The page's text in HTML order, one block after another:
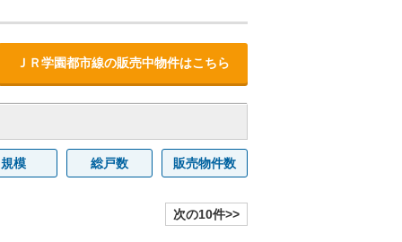
ＪＲ学園都市線の販売中物件はこちら
規模 総戸数 販売物件数
次の10件>>